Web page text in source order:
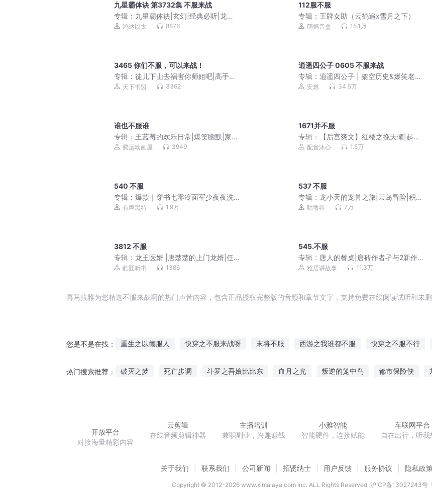
九星霸体诀 第3732集 不服来战
专辑： 九星霸体诀|玄幻|经典必听|龙尘|
丹帝重生|炼丹
鸿达以太 8876
112服不服
专辑： 王牌女助（云鹤追x雪月之下）
萌蚂音盒 15.1万
3465 你们不服，可以来战！
专辑： 徒儿下山去祸害你师姐吧|高手下
山，我有九个无敌师父
天下书盟 3362
逍遥四公子 0605 不服来战
专辑：逍遥四公子 | 架空历史&爆笑老四
| 安燃领衔VIP免费穿越有声小说逍遥子
安燃 34.5万
谁也不服谁
专辑： 王蓝莓的欢乐日常|爆笑幽默|家庭
剧 腾远动画屋 3949
1671并不服
专辑：
【后宫爽文】红楼之挽天倾|起点
霸榜历史权谋|多人有声剧
配音沐心 1.5万
540 不服
专辑： 爆款｜穿书七零冷面军少夜夜洗
床单｜甜宠爽文 | 多人有声剧
有声黑特 1.9万
537 不服
专辑：龙小天的宠兽之旅|云岛冒险|积极
努力咕噜谷 7万
3812 不服
专辑： 龙王医婿 |唐楚楚的上门龙婿|任
京浩领衔演播
酷匠听书 1386
545.不服
专辑： 唐人的餐桌|唐砖作者孑与2新作|
历史榜一|穿越重生|VIP免费多人
雅居讲故事 11.3万
喜马拉雅为您精选不服来战啊的热门声音内容，包含正品授权完整版的音频和章节文字，支持免费在线阅读试听和未删
您是不是在找： 重生之以德服人 快穿之不服来战呀 末将不服 西游之我谁都不服 快穿之不服不行
热门搜索推荐： 破灭之梦 死亡步调 斗罗之吾娘比比东 血月之光 叛逆的笼中鸟 都市保险侠
开放平台
对接海量精彩内容
云剪辑
在线音频剪辑神器
主播培训
兼职副业，兴趣赚钱
小雅智能
智能硬件，连接赋能
车联网平台
自在出行，听我
关于我们 联系我们 公司新闻 招贤纳士 用户反馈 服务协议 隐私政
Copyright © 2012-2026www.ximalaya.com lnc. ALL Rights Reserved 沪ICP备13027243号